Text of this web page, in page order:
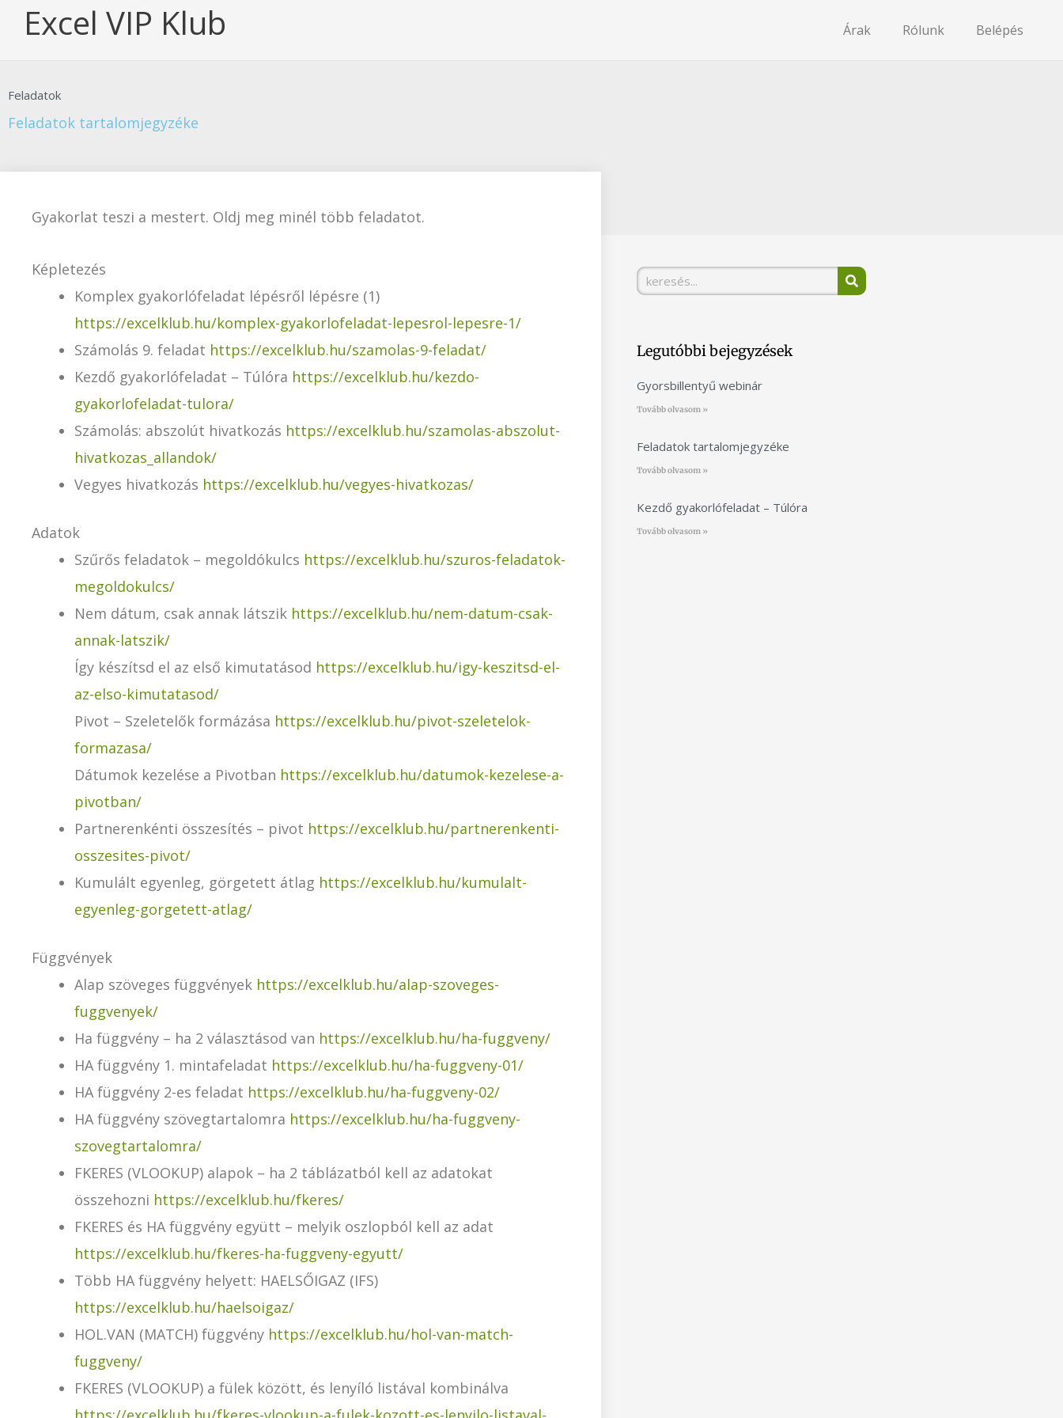
SkipExcel VIP Klub Árak Rólunk Belépés
Feladatok
Feladatok tartalomjegyzéke
Gyakorlat teszi a mestert. Oldj meg minél több feladatot.
Képletezés
Komplex gyakorlófeladat lépésről lépésre (1)
https://excelklub.hu/komplex-gyakorlofeladat-lepesrol-lepesre-1/
Számolás 9. feladat https://excelklub.hu/szamolas-9-feladat/
Kezdő gyakorlófeladat – Túlóra https://excelklub.hu/kezdo-
gyakorlofeladat-tulora/
Számolás: abszolút hivatkozás https://excelklub.hu/szamolas-abszolut-
hivatkozas_allandok/
Vegyes hivatkozás https://excelklub.hu/vegyes-hivatkozas/
Adatok
Szűrős feladatok – megoldókulcs https://excelklub.hu/szuros-feladatok-
megoldokulcs/
Nem dátum, csak annak látszik https://excelklub.hu/nem-datum-csak-
annak-latszik/
Így készítsd el az első kimutatásod https://excelklub.hu/igy-keszitsd-el-
az-elso-kimutatasod/
Pivot – Szeletelők formázása https://excelklub.hu/pivot-szeletelok-
formazasa/
Dátumok kezelése a Pivotban https://excelklub.hu/datumok-kezelese-a-
pivotban/
Partnerenkénti összesítés – pivot https://excelklub.hu/partnerenkenti-
osszesites-pivot/
Kumulált egyenleg, görgetett átlag https://excelklub.hu/kumulalt-
egyenleg-gorgetett-atlag/
Függvények
Alap szöveges függvények https://excelklub.hu/alap-szoveges-
fuggvenyek/
Ha függvény – ha 2 választásod van https://excelklub.hu/ha-fuggveny/
HA függvény 1. mintafeladat https://excelklub.hu/ha-fuggveny-01/
HA függvény 2-es feladat https://excelklub.hu/ha-fuggveny-02/
HA függvény szövegtartalomra https://excelklub.hu/ha-fuggveny-
szovegtartalomra/
FKERES (VLOOKUP) alapok – ha 2 táblázatból kell az adatokat
összehozni https://excelklub.hu/fkeres/
FKERES és HA függvény együtt – melyik oszlopból kell az adat
https://excelklub.hu/fkeres-ha-fuggveny-egyutt/
Több HA függvény helyett: HAELSŐIGAZ (IFS)
https://excelklub.hu/haelsoigaz/
HOL.VAN (MATCH) függvény https://excelklub.hu/hol-van-match-
fuggveny/
FKERES (VLOOKUP) a fülek között, és lenyíló listával kombinálva
Keresés
Legutóbbi bejegyzések
Gyorsbillentyű webinár
Tovább olvasom »
Feladatok tartalomjegyzéke
Tovább olvasom »
Kezdő gyakorlófeladat – Túlóra
Tovább olvasom »